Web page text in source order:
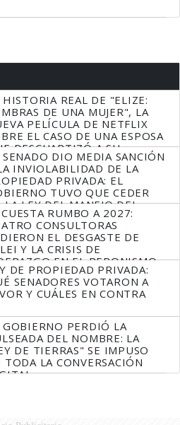
HISTORIA REAL DE "ELIZE:
DE UNA MUJER", LA
PELÍCULA DE NETFLIX
EL CASO DE UNA ESPOSA
DESCUARTIZÓ A SU
SENADO DIO MEDIA SANCIÓN
INVIOLABILIDAD DE LA
PRIVADA: EL
TUVO QUE CEDER
LA LEY DEL MANEJO DEL
RUMBO A 2027:
CONSULTORAS
EL DESGASTE DE
Y LA CRISIS DE
EN EL PERONISMO
DE PROPIEDAD PRIVADA:
SENADORES VOTARON A
Y CUÁLES EN CONTRA
GOBIERNO PERDIÓ LA
DEL NOMBRE: LA
DE TIERRAS" SE IMPUSO
TODA LA CONVERSACIÓN